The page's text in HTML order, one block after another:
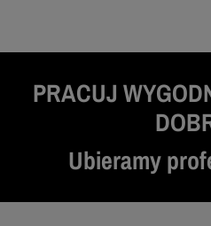
PRACUJ
Ubieramy